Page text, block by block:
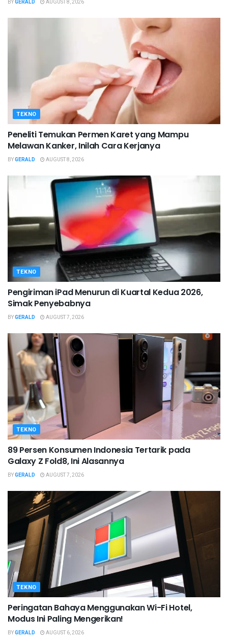
BYGERALD AUGUST 8, 2026
TEKNO
Peneliti Temukan Permen Karet yang Mampu
Melawan Kanker, Inilah Cara Kerjanya
BYGERALD AUGUST 8, 2026
TEKNO
Pengiriman iPad Menurun di Kuartal Kedua 2026,
Simak Penyebabnya
BYGERALD AUGUST 7, 2026
TEKNO
89 Persen Konsumen Indonesia Tertarik pada
Galaxy Z Fold8, Ini Alasannya
BYGERALD AUGUST 7, 2026
TEKNO
Peringatan Bahaya Menggunakan Wi-Fi Hotel,
Modus Ini Paling Mengerikan!
BYGERALD AUGUST 6, 2026